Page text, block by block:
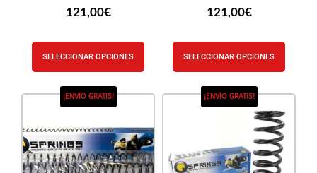
121,00€
SELECCIONAR OPCIONES
121,00€
SELECCIONAR OPCIONES
¡ENVÍO GRATIS! ¡ENVÍO GRATIS!